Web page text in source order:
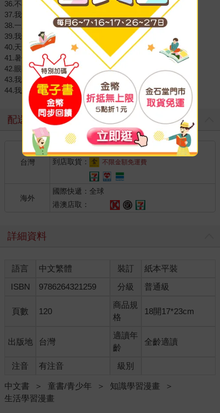
36.不再忘了帶東西
37.我會好好照顧牠
38.一定要上學嗎?
39.我也有優點
40.天氣熱，多喝水
41.暑假作業不見了?
42.眼睛好累唷!
43.我就是要!
44.我想得到100分
配送方式
台灣
國內宅配：本島、離島
到店取貨：
不限金額免運費
海外
國際快遞：全球
港澳店取：
詳細資料
語言 中文繁體 裝訂
紙本平裝
ISBN
9786264321259 分級 普通級
頁數 120
商品規
格
18開17*23cm
出版地 台灣
適讀年
齡
全齡適讀
注音 有注音 級別
中文書 ＞ 童書/青少年 ＞ 知識學習漫畫
＞
生活學習漫畫